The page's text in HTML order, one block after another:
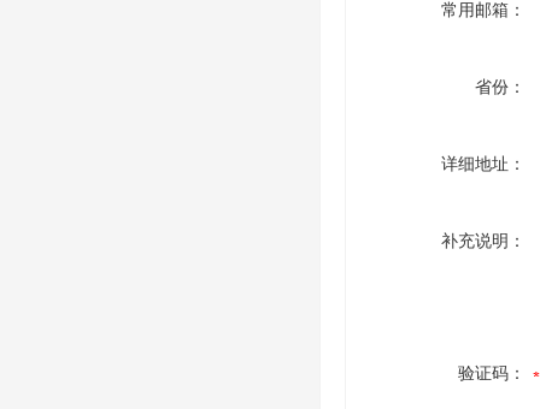
常用邮箱：
省份：
详细地址：
补充说明：
验证码：